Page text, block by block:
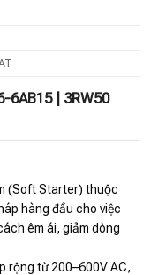
6AB15 | 3RW50
(Soft Starter) thuộc
hàng đầu cho việc
êm ái, giảm dòng
rộng từ 200–600V AC,